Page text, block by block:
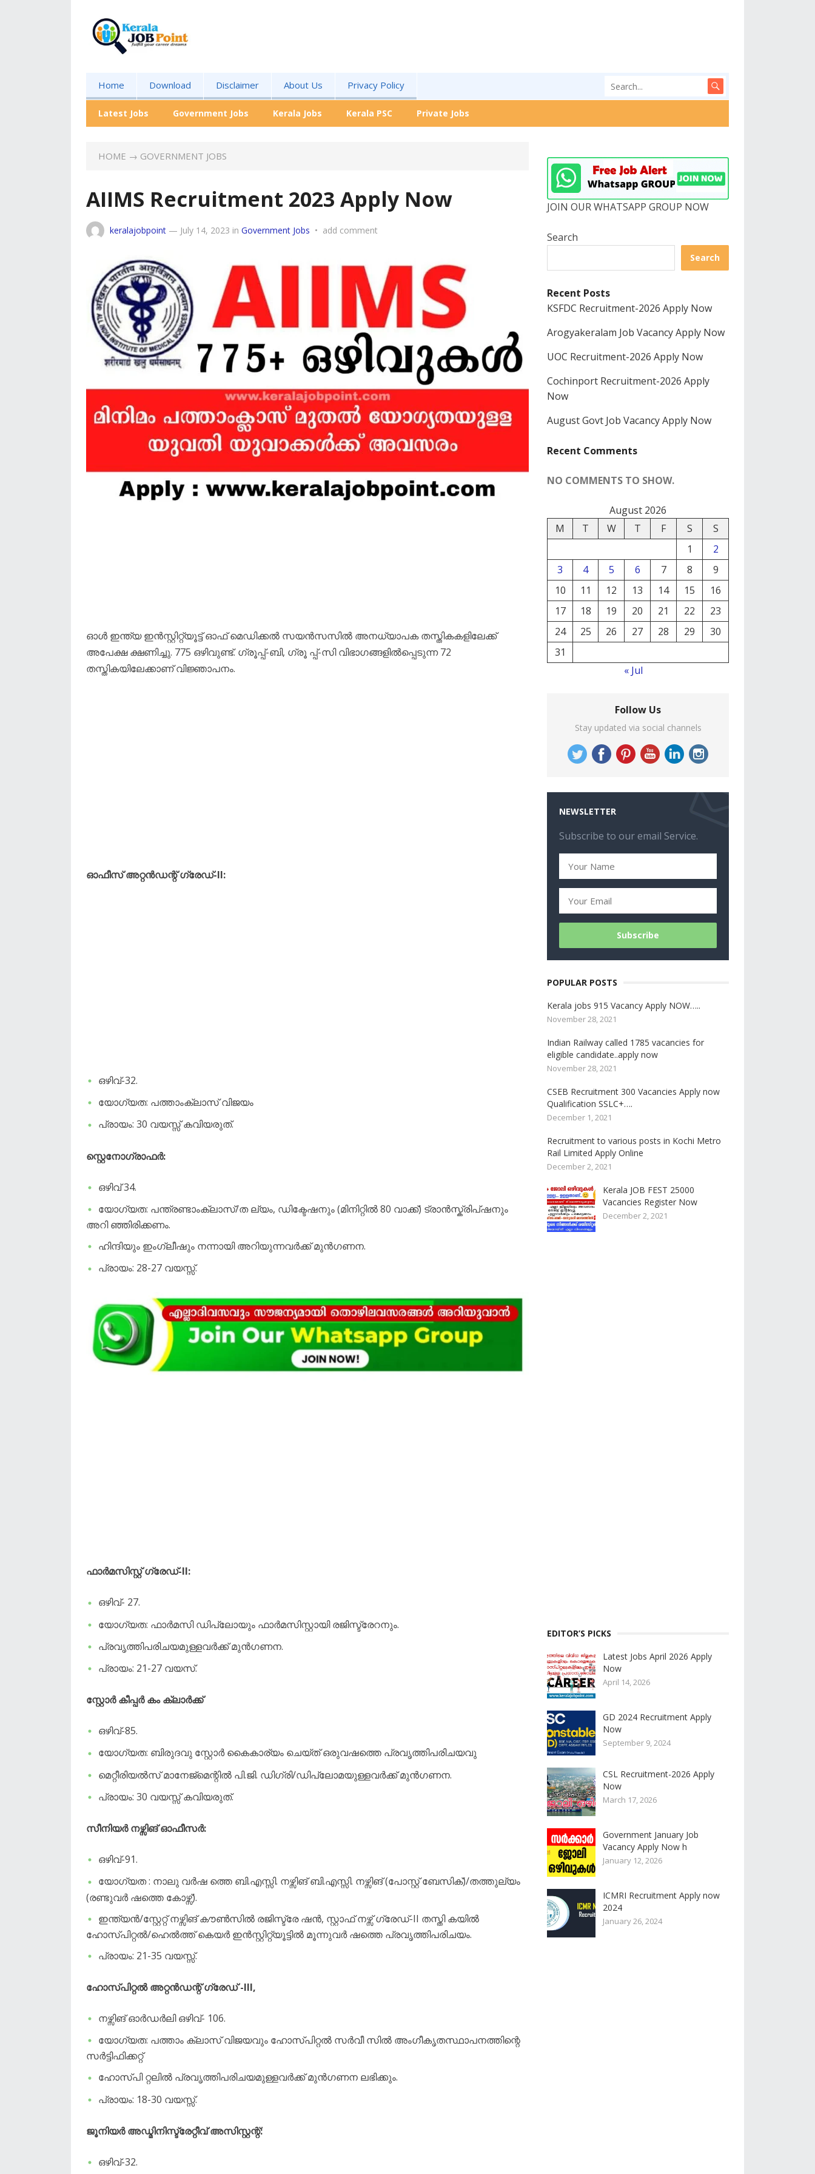
Home Download Disclaimer About Us Privacy Policy
Latest Jobs Government Jobs Kerala Jobs Kerala PSC Private Jobs
HOME → GOVERNMENT JOBS
AIIMS Recruitment 2023 Apply Now
keralajobpoint — July 14, 2023 in Government Jobs • add comment
ഓൾ ഇന്ത്യ ഇൻസ്റ്റിറ്റ്യൂട്ട് ഓഫ് മെഡിക്കൽ സയൻസസിൽ അനധ്യാപക തസ്തികകളിലേക്ക്
അപേക്ഷ ക്ഷണിച്ചു. 775 ഒഴിവുണ്ട്. ഗ്രൂപ്പ്-ബി, ഗ്രൂ പ്പ്-സി വിഭാഗങ്ങളിൽപ്പെടുന്ന 72
തസ്തികയിലേക്കാണ് വിജ്ഞാപനം.
ഓഫീസ് അറ്റൻഡന്റ് ഗ്രേഡ്-II:
ഒഴിവ്-32.
യോഗ്യത: പത്താംക്ലാസ് വിജയം
പ്രായം: 30 വയസ്സ് കവിയരുത്.
സ്റ്റെനോഗ്രാഫർ:
ഒഴിവ് 34.
യോഗ്യത: പന്ത്രണ്ടാംക്ലാസ്/ത ല്യം, ഡിക്ടേഷനും (മിനിറ്റിൽ 80 വാക്ക്) ട്രാൻസ്ക്രിപ്ഷനും
അറി ഞ്ഞിരിക്കണം.
ഹിന്ദിയും ഇംഗ്ലീഷും നന്നായി അറിയുന്നവർക്ക് മുൻഗണന.
പ്രായം: 28-27 വയസ്സ്.
ഫാർമസിസ്റ്റ് ഗ്രേഡ്-II:
ഒഴിവ്- 27.
യോഗ്യത: ഫാർമസി ഡിപ്ലോയും ഫാർമസിസ്റ്റായി രജിസ്ട്രേറനും.
പ്രവൃത്തിപരിചയമുള്ളവർക്ക് മുൻഗണന.
പ്രായം: 21-27 വയസ്.
സ്റ്റോർ കീപ്പർ കം ക്ലാർക്ക്
ഒഴിവ്-85.
യോഗ്യത: ബിരുദവു സ്റ്റോർ കൈകാര്യം ചെയ്ത് ഒരുവഷത്തെ പ്രവൃത്തിപരിചയവു
മെറ്റീരിയൽസ് മാനേജ്മെന്റിൽ പി.ജി. ഡിഗ്രി/ഡിപ്ലോമയുള്ളവർക്ക് മുൻഗണന.
പ്രായം: 30 വയസ്സ് കവിയരുത്.
സീനിയർ നഴ്സിങ് ഓഫീസർ:
ഒഴിവ്-91.
യോഗ്യത : നാലു വർഷ ത്തെ ബി.എസ്സി. നഴ്സിങ് ബി.എസ്സി. നഴ്സിങ് (പോസ്റ്റ് ബേസിക്)/തത്തുല്യം
(രണ്ടുവർ ഷത്തെ കോഴ്സ്).
ഇന്ത്യൻ/സ്റ്റേറ്റ് നഴ്സിങ് കൗൺസിൽ രജിസ്ട്രേ ഷൻ, സ്റ്റാഫ് നഴ്സ് ഗ്രേഡ്-II തസ്തി കയിൽ
ഹോസ്പിറ്റൽ/ഹെൽത്ത് കെയർ ഇൻസ്റ്റിറ്റ്യൂട്ടിൽ മൂന്നുവർ ഷത്തെ പ്രവൃത്തിപരിചയം.
പ്രായം: 21-35 വയസ്സ്.
ഹോസ്പിറ്റൽ അറ്റൻഡന്റ് ഗ്രേഡ് -III,
നഴ്സിങ് ഓർഡർലി ഒഴിവ്- 106.
യോഗ്യത: പത്താം ക്ലാസ് വിജയവും ഹോസ്പിറ്റൽ സർവീ സിൽ അംഗീകൃതസ്ഥാപനത്തിന്റെ
സർട്ടിഫിക്കറ്റ്
ഹോസ്പി റ്റലിൽ പ്രവൃത്തിപരിചയമുള്ളവർക്ക് മുൻഗണന ലഭിക്കും.
പ്രായം: 18-30 വയസ്സ്.
ജൂനിയർ അഡ്മിനിസ്ട്രേറ്റീവ് അസിസ്റ്റന്റ്:
ഒഴിവ്-32.
JOIN OUR WHATSAPP GROUP NOW
Search
Search
Recent Posts
KSFDC Recruitment-2026 Apply Now
Arogyakeralam Job Vacancy Apply Now
UOC Recruitment-2026 Apply Now
Cochinport Recruitment-2026 Apply
Now
August Govt Job Vacancy Apply Now
Recent Comments
NO COMMENTS TO SHOW.
August 2026
M
T W T F S
S
1
2
3
4 5 6 7 8
9
10
11 12 13 14 15
16
17
18 19 20 21 22
23
24
25 26 27 28 29
30
31
« Jul
Follow Us
Stay updated via social channels
NEWSLETTER
Subscribe to our email Service.
POPULAR POSTS
Kerala jobs 915 Vacancy Apply NOW…..
November 28, 2021
Indian Railway called 1785 vacancies for
eligible candidate..apply now
November 28, 2021
CSEB Recruitment 300 Vacancies Apply now
Qualification SSLC+….
December 1, 2021
Recruitment to various posts in Kochi Metro
Rail Limited Apply Online
December 2, 2021
Kerala JOB FEST 25000
Vacancies Register Now
December 2, 2021
EDITOR’S PICKS
Latest Jobs April 2026 Apply
Now
April 14, 2026
GD 2024 Recruitment Apply
Now
September 9, 2024
CSL Recruitment-2026 Apply
Now
March 17, 2026
Government January Job
Vacancy Apply Now h
January 12, 2026
ICMRI Recruitment Apply now
2024
January 26, 2024